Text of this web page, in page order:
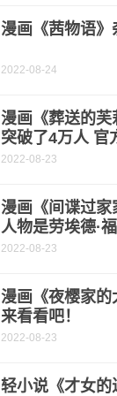
漫画《茜物语》
2022-08-24
漫画《葬送的
突破了4万人 官
2022-08-23
漫画《间谍过
人物是劳埃德·
2022-08-23
漫画《夜樱家
来看看吧！
2022-08-23
轻小说《才女